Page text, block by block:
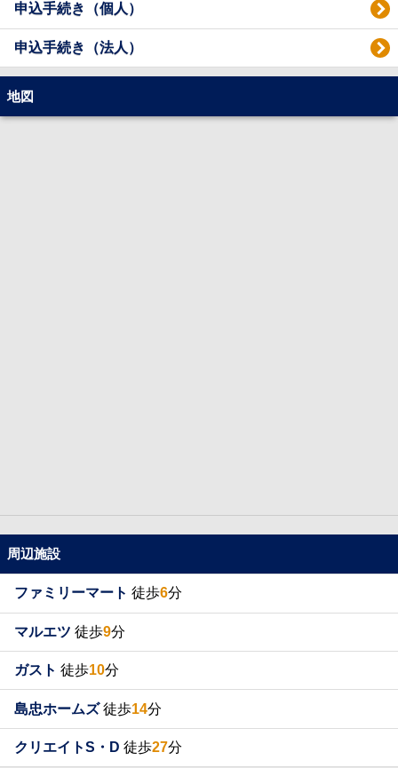
申込手続き（個人）
申込手続き（法人）
地図
周辺施設
ファミリーマート 徒歩6分
マルエツ 徒歩9分
ガスト 徒歩10分
島忠ホームズ徒歩14分
クリエイトS・D 徒歩27分